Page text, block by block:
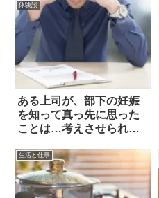
体験談
ある上司が、部下の妊娠
を知って真っ先に思った
ことは…考えさせられる
生活と仕事